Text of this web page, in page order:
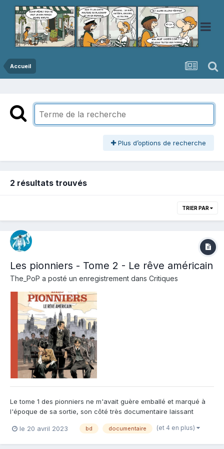
Accueil
Plus d’options de recherche
2 résultats trouvés
TRIER PAR
Les pionniers - Tome 2 - Le rêve américain
The_PoP a posté un enregistrement dans Critiques
Le tome 1 des pionniers ne m'avait guère emballé et marqué à
l'époque de sa sortie, son côté très documentaire laissant
la technique y prenant une large part. Heureusement sur ce
le 20 avril 2023 bd documentaire (et 4 en plus)